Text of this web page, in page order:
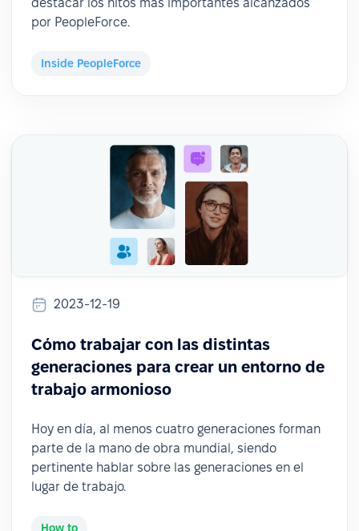
destacar los hitos más importantes alcanzados
por PeopleForce.
Inside PeopleForce
2023-12-19
Cómo trabajar con las distintas
generaciones para crear un entorno de
trabajo armonioso
Hoy en día, al menos cuatro generaciones forman
parte de la mano de obra mundial, siendo
pertinente hablar sobre las generaciones en el
lugar de trabajo.
How to